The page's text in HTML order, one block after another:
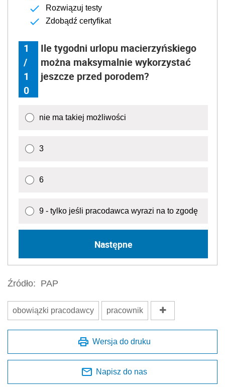
Rozwiązuj testy
Zdobądź certyfikat
1
/
1
0
Ile tygodni urlopu macierzyńskiego
można maksymalnie wykorzystać
jeszcze przed porodem?
nie ma takiej możliwości
3
6
9 - tylko jeśli pracodawca wyrazi na to zgodę
Następne
Źródło: PAP
obowiązki pracodawcy pracownik
Wersja do druku
Napisz do nas